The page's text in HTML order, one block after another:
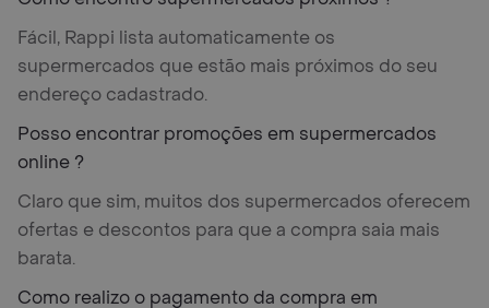
Fácil, Rappi lista automaticamente os
supermercados que estão mais próximos do seu
endereço cadastrado.
Posso encontrar promoções em supermercados
online ?
Claro que sim, muitos dos supermercados oferecem
ofertas e descontos para que a compra saia mais
barata.
Como realizo o pagamento da compra em